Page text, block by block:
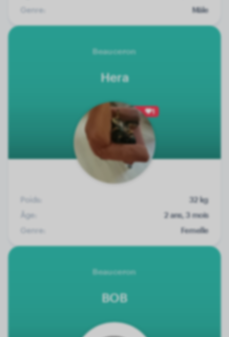
Genre:
Mâle
Beauceron
Hera
1
Poids:
32 kg
Âge:
2 ans, 3 mois
Genre:
Femelle
Beauceron
BOB